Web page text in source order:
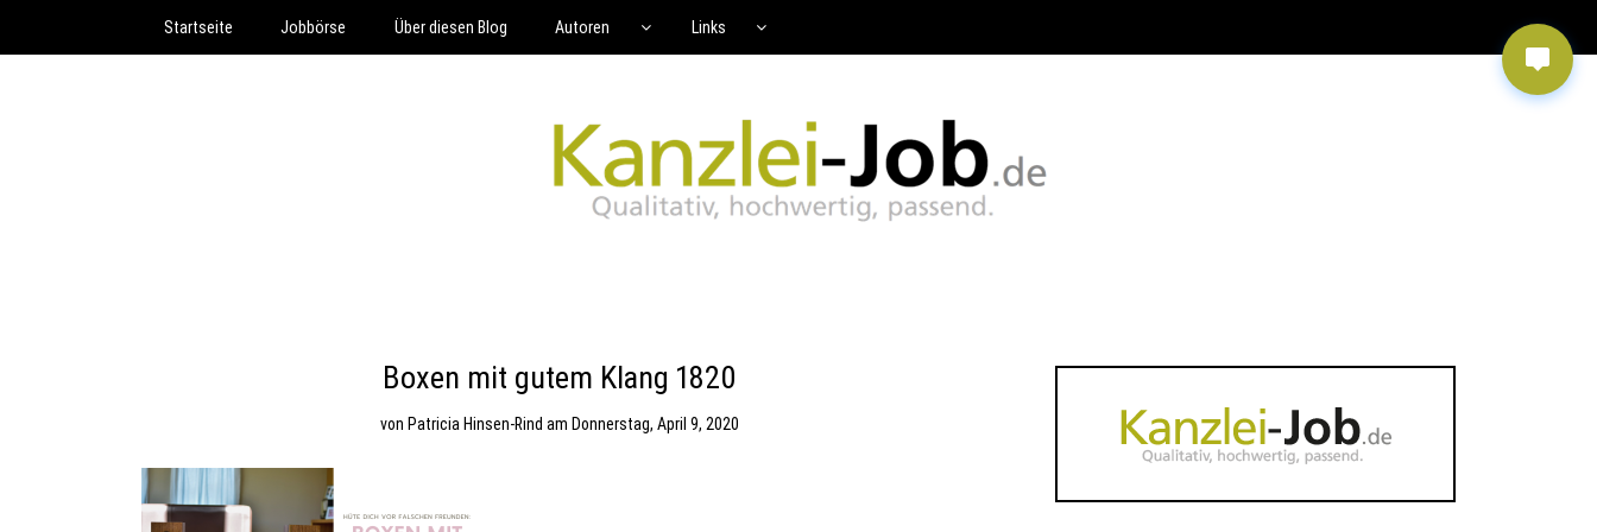
Startseite Jobbörse Über diesen Blog Autoren Links
Boxen mit gutem Klang 1820
von Patricia Hinsen-Rind am Donnerstag, April 9, 2020